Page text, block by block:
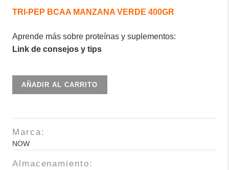
TRI-PEP BCAA MANZANA VERDE 400GR
Aprende más sobre proteínas y suplementos:
Link de consejos y tips
Now
Foods
500
mg
30vcap
AÑADIR AL CARRITO
Marca:
NOW
Almacenamiento: